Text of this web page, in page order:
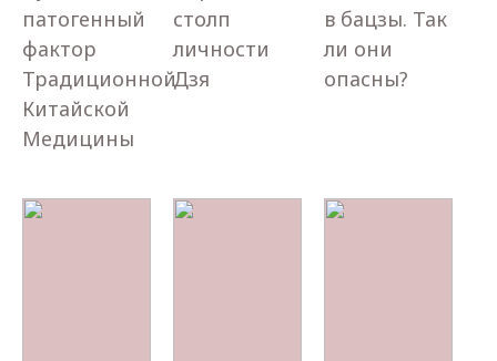
патогенный
фактор
Традиционной
Китайской
Медицины
столп
личности
Дзя
в бацзы. Так
ли они
опасны?